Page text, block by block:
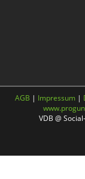
AGB | Impressum |
VDB @